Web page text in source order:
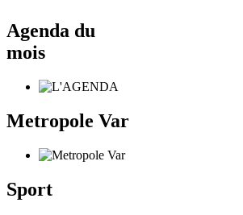
Agenda du
mois
Metropole Var
Sport